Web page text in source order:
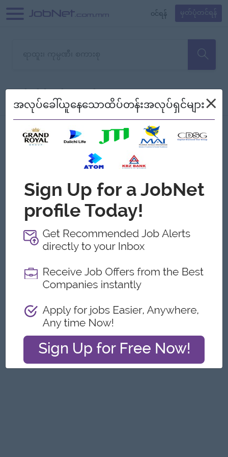
၀င်ရန် မှတ်ပုံတင်ရန်
သော အလုပ်မရှိသေးပါ။
စစ်ရန် စဉ်၍ကြည့်မည်
Jobs
အလုပ်ခေါ်ယူနေသောထိပ်တန်းအလုပ်ရှင်များ×